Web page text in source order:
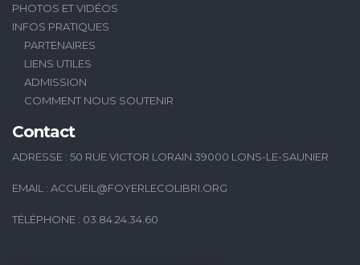
PHOTOS ET VIDÉOS
INFOS PRATIQUES
PARTENAIRES
LIENS UTILES
ADMISSION
COMMENT NOUS SOUTENIR
Contact
ADRESSE : 50 RUE VICTOR LORAIN 39000 LONS-LE-SAUNIER
EMAIL : ACCUEIL@FOYERLECOLIBRI.ORG
TÉLÉPHONE : 03.84.24.34.60